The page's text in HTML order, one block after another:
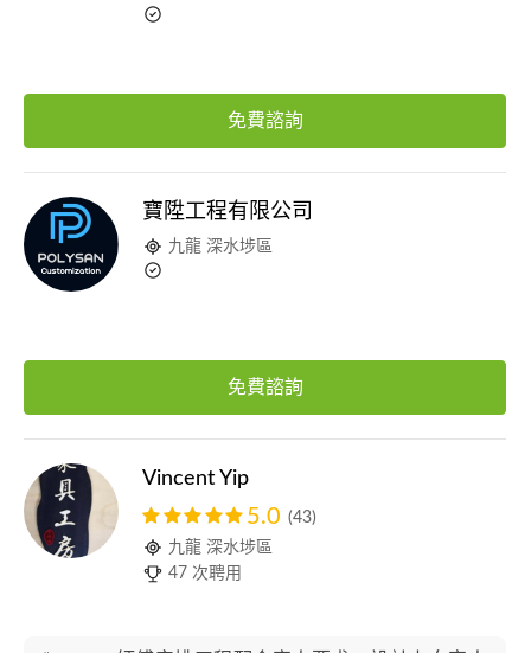
免費諮詢
寶陞工程有限公司
九龍 深水埗區
免費諮詢
Vincent Yip
5.0 (43)
九龍 深水埗區
47 次聘用